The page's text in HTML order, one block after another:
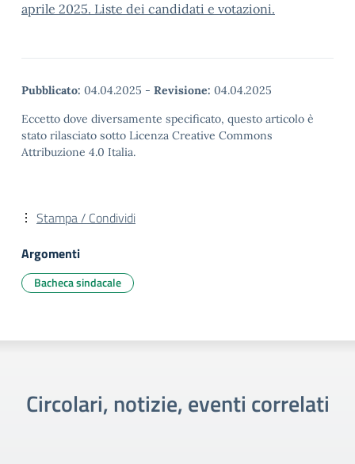
aprile 2025. Liste dei candidati e votazioni.
Pubblicato: 04.04.2025 - Revisione: 04.04.2025
Eccetto dove diversamente specificato, questo articolo è
stato rilasciato sotto Licenza Creative Commons
Attribuzione 4.0 Italia.
Stampa / Condividi
Argomenti
Bacheca sindacale
Circolari, notizie, eventi correlati